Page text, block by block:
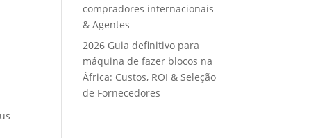
compradores internacionais
& Agentes
2026 Guia definitivo para
máquina de fazer blocos na
África: Custos, ROI & Seleção
de Fornecedores